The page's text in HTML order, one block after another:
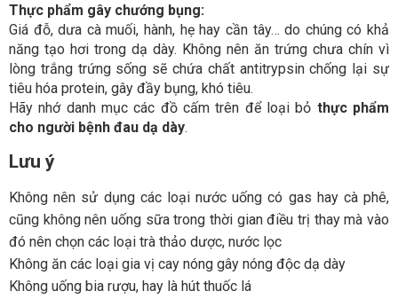
Thực phẩm gây chướng bụng:
Giá đỗ, dưa cà muối, hành, hẹ hay cần tây… do chúng có khả
năng tạo hơi trong dạ dày. Không nên ăn trứng chưa chín vì
lòng trắng trứng sống sẽ chứa chất antitrypsin chống lại sự
tiêu hóa protein, gây đầy bụng, khó tiêu.
Hãy nhớ danh mục các đồ cấm trên để loại bỏ thực phẩm
cho người bệnh đau dạ dày.
Lưu ý
Không nên sử dụng các loại nước uống có gas hay cà phê,
cũng không nên uống sữa trong thời gian điều trị thay mà vào
đó nên chọn các loại trà thảo dược, nước lọc
Không ăn các loại gia vị cay nóng gây nóng độc dạ dày
Không uống bia rượu, hay là hút thuốc lá